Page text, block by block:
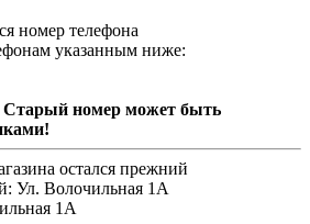
номер телефона
указанным ниже:
Старый номер может быть
остался прежний
Ул. Волочильная 1А
1А